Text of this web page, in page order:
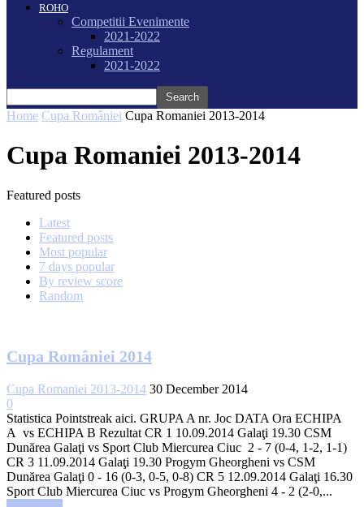
ROHO
Competitii Evenimente
2021-2022
Regulament
2021-2022
Home Cupa României Cupa Romaniei 2013-2014
Cupa Romaniei 2013-2014
Featured posts
Latest
Featured posts
Most popular
7 days popular
By review score
Random
Cupa României 2014
Cupa Romaniei 2013-2014 30 December 2014
0
Statistica Pointstreak aici. GRUPA A nr. Joc DATA Ora ECHIPA
A vs ECHIPA B Rezultat CR 1 10.09.2014 Galaţi 19.30 CSM
Dunărea Galaţi vs Sport Club Miercurea Ciuc 2 - 7 (0-4, 1-2, 1-1)
CR 3 11.09.2014 Galaţi 19.30 Progym Gheorgheni vs CSM
Dunărea Galaţi 0 - 16 (0-3, 0-5, 0-8) CR 5 12.09.2014 Galaţi 16.30
Sport Club Miercurea Ciuc vs Progym Gheorgheni 4 - 2 (2-0,...